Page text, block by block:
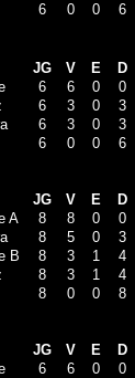
6 0 0 6
JG V E D
6 6 0 0
6 3 0 3
6 3 0 3
6 0 0 6
JG V E D
A
8 8 0 0
8 5 0 3
B
8 3 1 4
8 3 1 4
8 0 0 8
JG V E D
6 6 0 0